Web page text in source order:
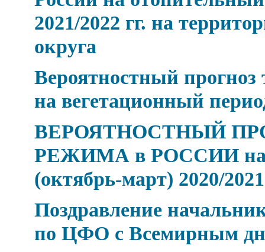
2021/2022 гг. на
округа
Вероятностный
на вегетационный
ВЕРОЯТНОСТНЫЙ
РЕЖИМА в РОССИИ на
(октябрь-март) 2020/2021
Поздравление
по ЦФО с Всемирным